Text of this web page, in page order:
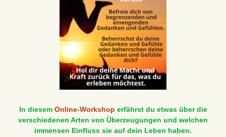
In diesem Online-Workshop erfährst du etwas über die
verschiedenen Arten von Überzeugungen und welchen
immensen Einfluss sie auf dein Leben haben.